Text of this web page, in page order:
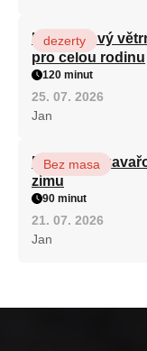
Karamelový
pro celou rodinu
dezerty
120 minut
25. 07. 2026
Jan
Babiččino
zimu
Bez masa
90 minut
21. 07. 2026
Jan